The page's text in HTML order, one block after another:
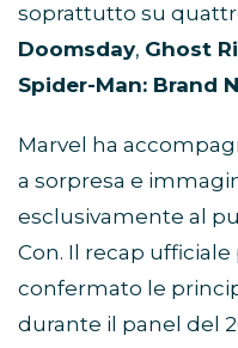
soprattutto su
Doomsday, Ghost
Spider-Man: Brand
Marvel ha
a sorpresa e
esclusivamente al
Con. Il recap
confermato le
durante il panel del